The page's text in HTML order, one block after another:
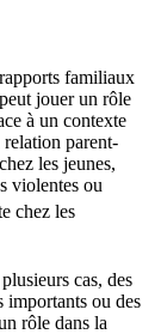
familiaux
jouer un rôle
à un contexte
parent-
les jeunes,
violentes ou
chez les
cas, des
importants ou des
rôle dans la